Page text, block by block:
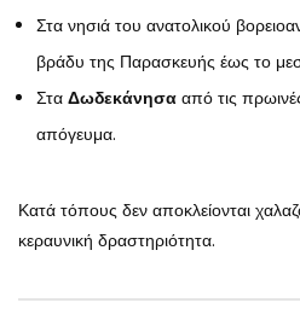
Στα νησιά του ανατολικού
βράδυ της Παρασκευής έως το
Στα Δωδεκάνησα από τις
απόγευμα.
Κατά τόπους δεν αποκλείονται
κεραυνική δραστηριότητα.